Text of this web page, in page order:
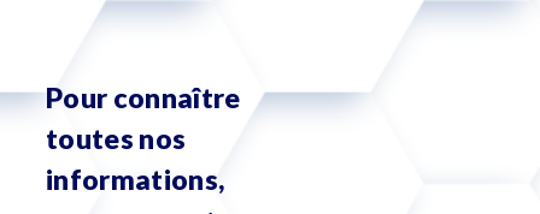
Pour connaître
toutes nos
informations,